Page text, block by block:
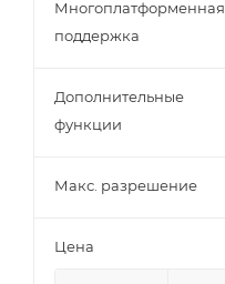
Многоплатформенная
поддержка
Дополнительные
функции
Макс. разрешение
Цена